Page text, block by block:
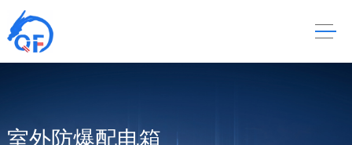
室外防爆配电箱